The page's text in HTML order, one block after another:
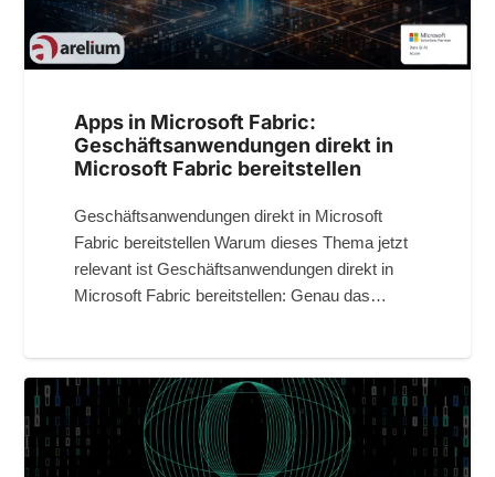
Apps in Microsoft Fabric:
Geschäftsanwendungen direkt in
Microsoft Fabric bereitstellen
Geschäftsanwendungen direkt in Microsoft
Fabric bereitstellen Warum dieses Thema jetzt
relevant ist Geschäftsanwendungen direkt in
Microsoft Fabric bereitstellen: Genau das…